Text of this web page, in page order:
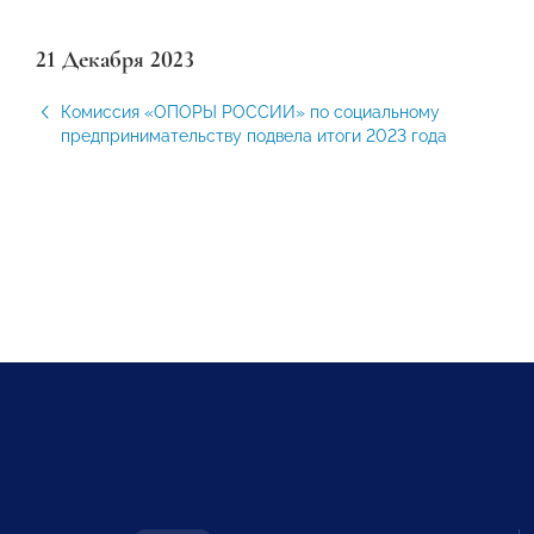
21 Декабря 2023
Комиссия «ОПОРЫ РОССИИ» по социальному
предпринимательству подвела итоги 2023 года